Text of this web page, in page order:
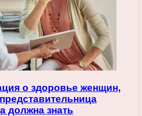
о здоровье женщин,
должна знать